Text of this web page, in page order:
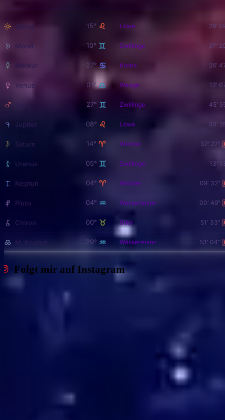
Sonne 15° ♌ Löwe 29'
Mond 10° ♊ Zwillinge 37'
Merkur 27° ♋ Krebs 26'
Venus 01° ♎ Waage 12'
27° ♊ Zwillinge 45'
Jupiter 08° ♌ Löwe 30'
Saturn 14° ♈ Widder 37' 27"
Uranus 05° ♊ Zwillinge 13'
Neptun 04° ♈ Widder 09' 32"
Pluto 04° ♒ Wassermann 00' 49"
Chiron 00° ♉ Stier 51' 33"
M. Knoten 29° ♒ Wassermann 53' 04"
Folgt mir auf Instagram